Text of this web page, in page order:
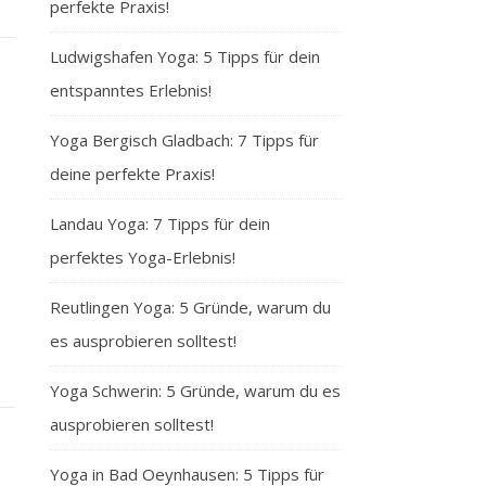
perfekte Praxis!
Ludwigshafen Yoga: 5 Tipps für dein
entspanntes Erlebnis!
Yoga Bergisch Gladbach: 7 Tipps für
deine perfekte Praxis!
Landau Yoga: 7 Tipps für dein
perfektes Yoga-Erlebnis!
Reutlingen Yoga: 5 Gründe, warum du
es ausprobieren solltest!
Yoga Schwerin: 5 Gründe, warum du es
ausprobieren solltest!
Yoga in Bad Oeynhausen: 5 Tipps für